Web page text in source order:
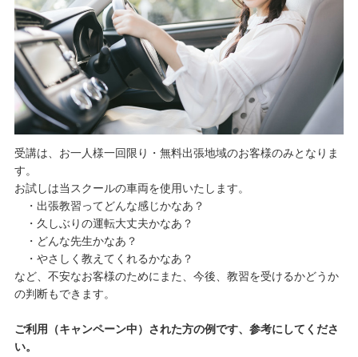
受講は、お一人様一回限り・無料出張地域のお客様のみとなりま
す。
お試しは当スクールの車両を使用いたします。
・出張教習ってどんな感じかなあ？
・久しぶりの運転大丈夫かなあ？
・どんな先生かなあ？
・やさしく教えてくれるかなあ？
など、不安なお客様のためにまた、今後、教習を受けるかどうか
の判断もできます。
ご利用（キャンペーン中）された方の例です、参考にしてくださ
い。